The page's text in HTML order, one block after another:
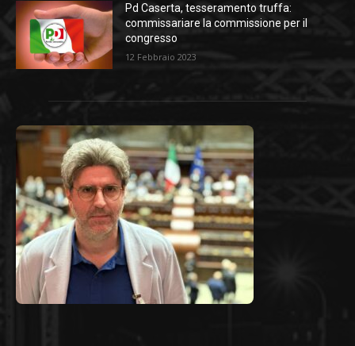
Pd Caserta, tesseramento truffa:
commissariare la commissione per il
congresso
12 Febbraio 2023